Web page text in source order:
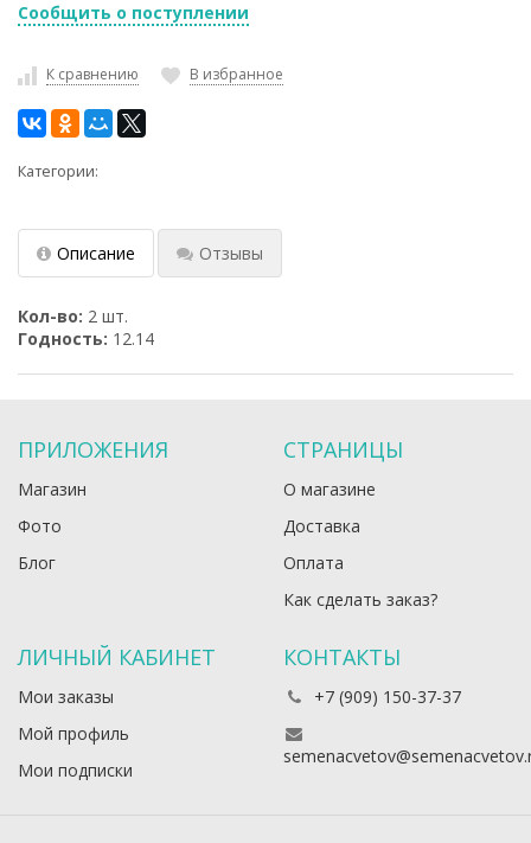
Сообщить о поступлении
К сравнению В избранное
Категории:
Описание Отзывы
Кол-во: 2 шт.
Годность: 12.14
ПРИЛОЖЕНИЯ
Магазин
Фото
Блог
СТРАНИЦЫ
О магазине
Доставка
Оплата
Как сделать заказ?
ЛИЧНЫЙ КАБИНЕТ
Мои заказы
Мой профиль
Мои подписки
КОНТАКТЫ
+7 (909) 150-37-37